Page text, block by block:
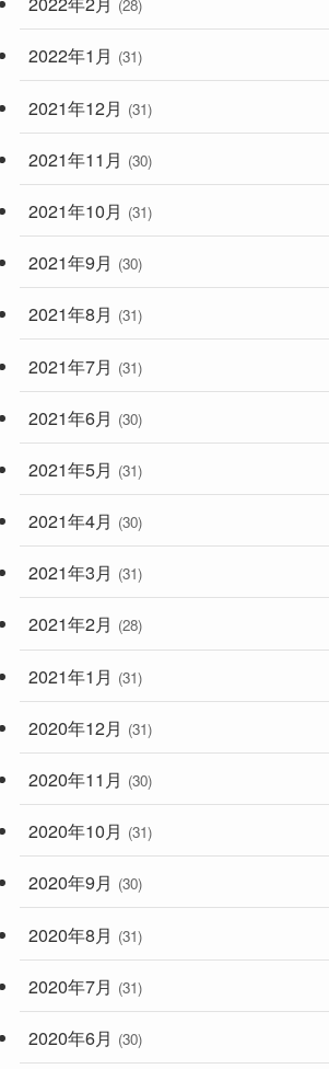
(28)
2022年1月 (31)
2021年12月 (31)
2021年11月 (30)
2021年10月 (31)
2021年9月 (30)
2021年8月 (31)
2021年7月 (31)
2021年6月 (30)
2021年5月 (31)
2021年4月 (30)
2021年3月 (31)
2021年2月 (28)
2021年1月 (31)
2020年12月 (31)
2020年11月 (30)
2020年10月 (31)
2020年9月 (30)
2020年8月 (31)
2020年7月 (31)
2020年6月 (30)